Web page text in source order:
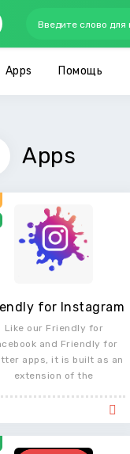
Apps Помощь
Apps
for Instagram
Like our Friendly for
and Friendly for
apps, it is built as an
extension of the